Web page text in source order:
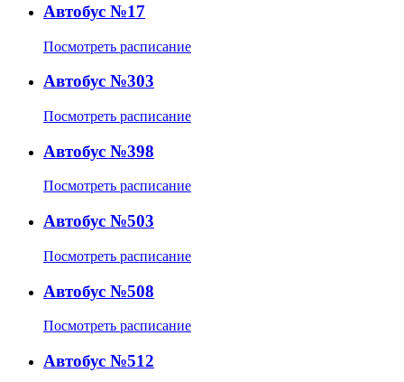
Автобус №17
Посмотреть расписание
Автобус №303
Посмотреть расписание
Автобус №398
Посмотреть расписание
Автобус №503
Посмотреть расписание
Автобус №508
Посмотреть расписание
Автобус №512